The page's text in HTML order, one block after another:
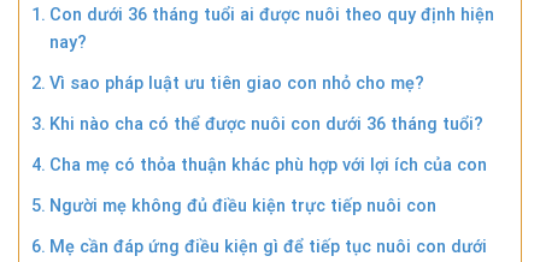
Con dưới 36 tháng tuổi ai được nuôi theo quy định hiện
nay?
Vì sao pháp luật ưu tiên giao con nhỏ cho mẹ?
Khi nào cha có thể được nuôi con dưới 36 tháng tuổi?
Cha mẹ có thỏa thuận khác phù hợp với lợi ích của con
Người mẹ không đủ điều kiện trực tiếp nuôi con
Mẹ cần đáp ứng điều kiện gì để tiếp tục nuôi con dưới